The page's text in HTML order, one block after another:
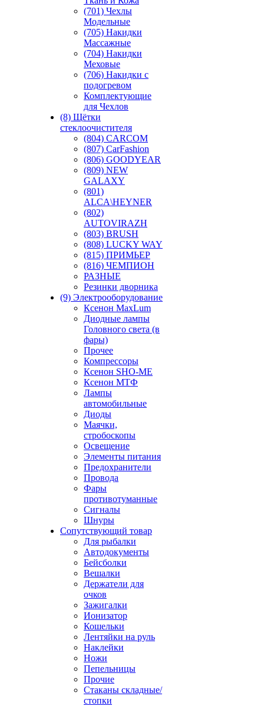
(701) Чехлы
Модельные
(705) Накидки
Массажные
(704) Накидки
Меховые
(706) Накидки с
подогревом
Комплектующие
для Чехлов
(8) Щётки
стеклоочистителя
(804) CARCOM
(807) CarFashion
(806) GOODYEAR
(809) NEW
GALAXY
(801)
ALCA\HEYNER
(802)
AUTOVIRAZH
(803) BRUSH
(808) LUCKY WAY
(815) ПРИМЬЕР
(816) ЧЕМПИОН
РАЗНЫЕ
Резинки дворника
(9) Электрооборудование
Ксенон MaxLum
Диодные лампы
Головного света (в
фары)
Прочее
Компрессоры
Ксенон SHO-ME
Ксенон МТФ
Лампы
автомобильные
Диоды
Маячки,
стробоскопы
Освещение
Элементы питания
Предохранители
Провода
Фары
противотуманные
Сигналы
Шнуры
Сопутствующий товар
Для рыбалки
Автодокументы
Бейсболки
Вешалки
Держатели для
очков
Зажигалки
Ионизатор
Кошельки
Лентяйки на руль
Наклейки
Ножи
Пепельницы
Прочие
Стаканы складные/
стопки